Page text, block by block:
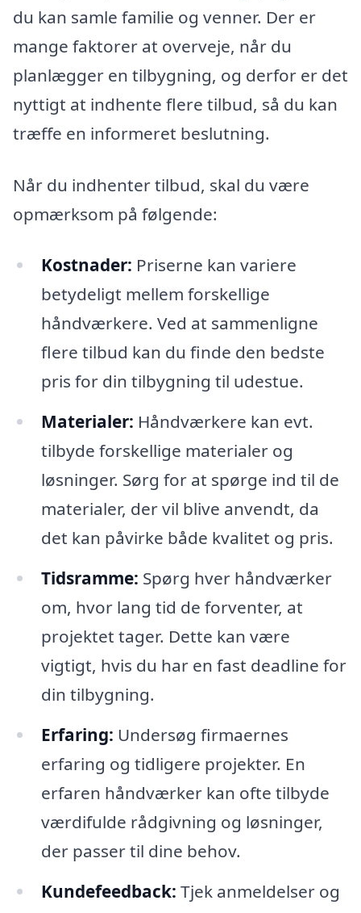
du kan samle familie og venner. Der er
mange faktorer at overveje, når du
planlægger en tilbygning, og derfor er det
nyttigt at indhente flere tilbud, så du kan
træffe en informeret beslutning.
Når du indhenter tilbud, skal du være
opmærksom på følgende:
Kostnader: Priserne kan variere
betydeligt mellem forskellige
håndværkere. Ved at sammenligne
flere tilbud kan du finde den bedste
pris for din tilbygning til udestue.
Materialer: Håndværkere kan evt.
tilbyde forskellige materialer og
løsninger. Sørg for at spørge ind til de
materialer, der vil blive anvendt, da
det kan påvirke både kvalitet og pris.
Tidsramme: Spørg hver håndværker
om, hvor lang tid de forventer, at
projektet tager. Dette kan være
vigtigt, hvis du har en fast deadline for
din tilbygning.
Erfaring: Undersøg firmaernes
erfaring og tidligere projekter. En
erfaren håndværker kan ofte tilbyde
værdifulde rådgivning og løsninger,
der passer til dine behov.
Kundefeedback: Tjek anmeldelser og